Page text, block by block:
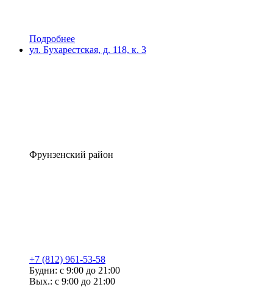
Подробнее
ул. Бухарестская, д. 118, к. 3
Фрунзенский район
+7 (812) 961-53-58
Будни: с 9:00 до 21:00
Вых.: с 9:00 до 21:00